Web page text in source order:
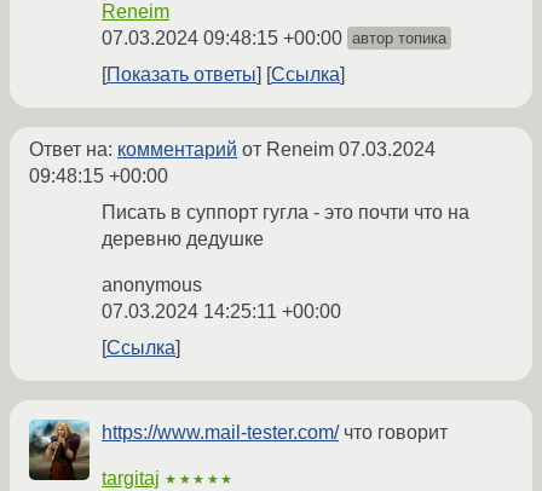
Reneim
07.03.2024 09:48:15 +00:00 автор топика
Показать ответы Ссылка
Ответ на: комментарий от Reneim 07.03.2024
09:48:15 +00:00
Писать в суппорт гугла - это почти что на
деревню дедушке
anonymous
07.03.2024 14:25:11 +00:00
Ссылка
https://www.mail-tester.com/что говорит
targitaj ★★★★★